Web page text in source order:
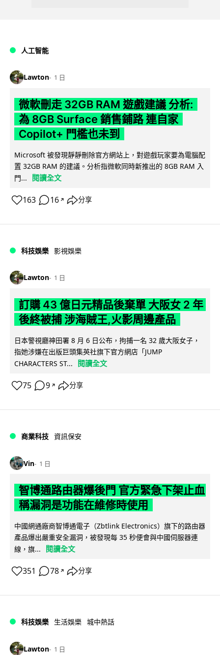
人工智能
Lawton 1 日
微軟刪走 32GB RAM 遊戲建議 分析:
為 8GB Surface 銷售鋪路 連自家
Copilot+ 門檻也未到
Microsoft 被發現靜靜刪除官方網站上，對遊戲玩家要為電腦配
置 32GB RAM 的建議。分析指微軟同時新推出的 8GB RAM 入
門...
閱讀全文
163 16 ↗ 分享
科技娛樂 影視娛樂
Lawton 1 日
訂購 43 億日元精品後棄單 大阪女 2 年
後終被捕 涉海賊王,火影周邊產品
日本警視廳神田署 8 月 6 日公布，拘捕一名 32 歲大阪女子，
指她涉嫌在出版巨頭集英社旗下官方網店「JUMP
CHARACTERS ST...
閱讀全文
75 9 ↗ 分享
商業科技 資訊保安
Vin 1 日
智博通路由器爆後門 官方緊急下架止血
稱漏洞是功能在維修時使用
中國網通廠商智博通電子（Zbtlink Electronics）旗下的路由器
產品爆出嚴重安全漏洞，被發現每 35 秒便會與中國伺服器連
線，旗...
閱讀全文
351 78 ↗ 分享
科技娛樂 生活娛樂 城中熱話
Lawton 1 日